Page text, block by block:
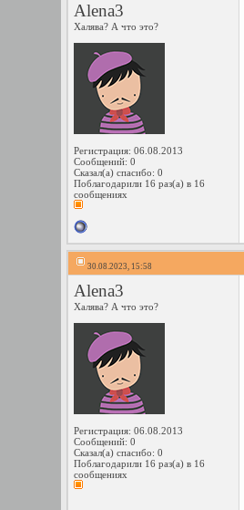
Alena3
Халява? А что это?
Регистрация: 06.08.2013
Сообщений: 0
Сказал(а) спасибо: 0
Поблагодарили 16 раз(а) в 16
сообщениях
30.08.2023, 15:58
Alena3
Халява? А что это?
Регистрация: 06.08.2013
Сообщений: 0
Сказал(а) спасибо: 0
Поблагодарили 16 раз(а) в 16
сообщениях